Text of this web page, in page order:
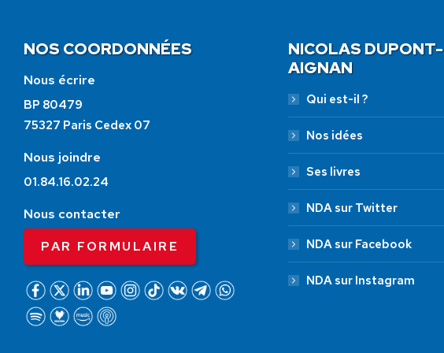
NOS COORDONNÉES
Nous écrire
BP 80479
75327 Paris Cedex 07
Nous joindre
01.84.16.02.24
Nous contacter
PAR FORMULAIRE
NICOLAS DUPONT-
AIGNAN
Qui est-il ?
Nos idées
Ses livres
NDA sur Twitter
NDA sur Facebook
NDA sur Instagram